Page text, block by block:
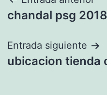
de
entradas
chandal psg
Entrada siguiente
ubicacion tienda